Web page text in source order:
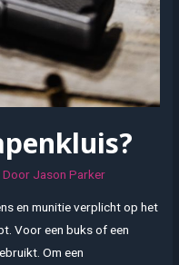
Jason Parker
en munitie verplicht op het
Voor een buks of een
Om een